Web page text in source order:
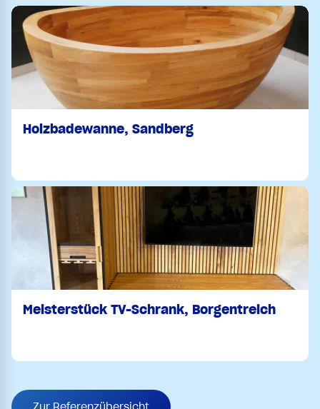
Holzbadewanne, Sandberg
Meisterstück TV-Schrank, Borgentreich